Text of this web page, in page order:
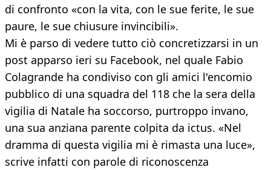
di confronto «con la vita, con le sue ferite, le sue
paure, le sue chiusure invincibili».
Mi è parso di vedere tutto ciò concretizzarsi in un
post apparso ieri su Facebook, nel quale Fabio
Colagrande ha condiviso con gli amici l'encomio
pubblico di una squadra del 118 che la sera della
vigilia di Natale ha soccorso, purtroppo invano,
una sua anziana parente colpita da ictus. «Nel
dramma di questa vigilia mi è rimasta una luce»,
scrive infatti con parole di riconoscenza